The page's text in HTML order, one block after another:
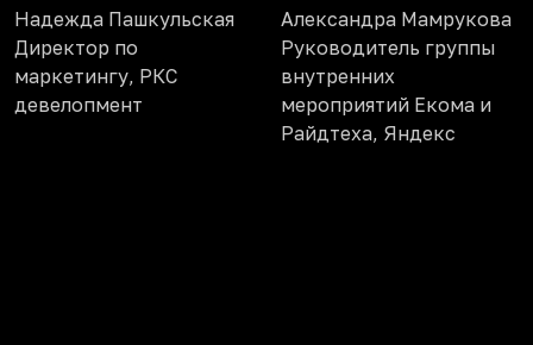
Надежда Пашкульская
Директор по
маркетингу, РКС
девелопмент
Александра Мамрукова
Руководитель группы
внутренних
мероприятий Екома и
Райдтеха, Яндекс